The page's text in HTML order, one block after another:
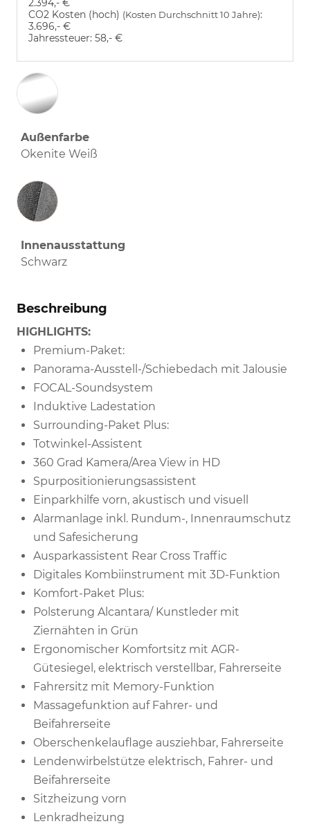
2.394,- €
CO2 Kosten (hoch) (Kosten Durchschnitt 10 Jahre):
3.696,- €
Jahressteuer: 58,- €
Außenfarbe
Okenite Weiß
Innenausstattung
Innenausstattung
Schwarz
Beschreibung
HIGHLIGHTS:
Premium-Paket:
Panorama-Ausstell-/Schiebedach mit Jalousie
FOCAL-Soundsystem
Induktive Ladestation
Surrounding-Paket Plus:
Totwinkel-Assistent
360 Grad Kamera/Area View in HD
Spurpositionierungsassistent
Einparkhilfe vorn, akustisch und visuell
Alarmanlage inkl. Rundum-, Innenraumschutz
und Safesicherung
Ausparkassistent Rear Cross Traffic
Digitales Kombiinstrument mit 3D-Funktion
Komfort-Paket Plus:
Polsterung Alcantara/ Kunstleder mit
Ziernähten in Grün
Ergonomischer Komfortsitz mit AGR-
Gütesiegel, elektrisch verstellbar, Fahrerseite
Fahrersitz mit Memory-Funktion
Massagefunktion auf Fahrer- und
Beifahrerseite
Oberschenkelauflage ausziehbar, Fahrerseite
Lendenwirbelstütze elektrisch, Fahrer- und
Beifahrerseite
Sitzheizung vorn
Lenkradheizung